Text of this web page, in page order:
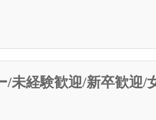
未経験歓迎/新卒歓迎/